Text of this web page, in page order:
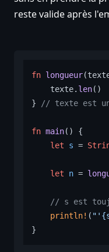
reste valide après
fn longueur
    texte.
len()
}
// texte est
fn main() {
let
s =
let n =
// s est
println! (